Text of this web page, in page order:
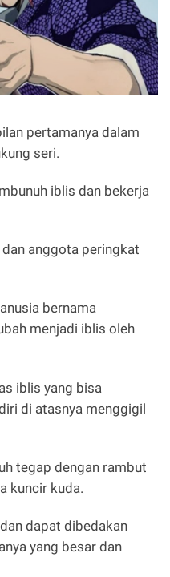
pertamanya dalam
seri.
iblis dan bekerja
anggota peringkat
bernama
menjadi iblis oleh
iblis yang bisa
di atasnya menggigil
tegap dengan rambut
kuncir kuda.
dapat dibedakan
yang besar dan